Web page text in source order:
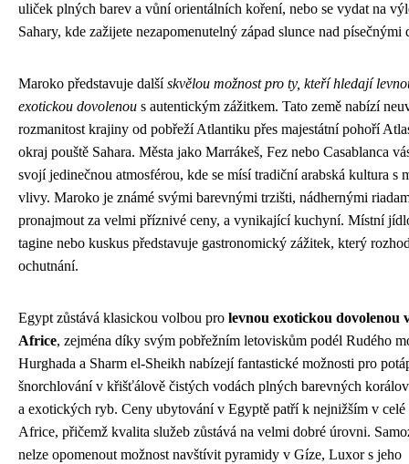
uliček plných barev a vůní orientálních koření, nebo se vydat na
Sahary, kde zažijete nezapomenutelný západ slunce nad písečnými
Maroko představuje dalšískvělou možnost pro ty, kteří hledají
exotickou dovolenou s autentickým zážitkem. Tato země nabízí
rozmanitost krajiny od pobřeží Atlantiku přes majestátní pohoří
okraj pouště Sahara. Města jako Marrákeš, Fez nebo Casablanca
svojí jedinečnou atmosférou, kde se mísí tradiční arabská kultura s
vlivy. Maroko je známé svými barevnými trzišti, nádhernými
pronajmout za velmi příznivé ceny, a vynikající kuchyní. Místní
tagine nebo kuskus představuje gastronomický zážitek, který
ochutnání.
Egypt zůstává klasickou volbou pro levnou exotickou dovolenou
Africe, zejména díky svým pobřežním letoviskům podél Rudého
Hurghada a Sharm el-Sheikh nabízejí fantastické možnosti pro
šnorchlování v křišťálově čistých vodách plných barevných
a exotických ryb. Ceny ubytování v Egyptě patří k nejnižším v celé
Africe, přičemž kvalita služeb zůstává na velmi dobré úrovni.
nelze opomenout možnost navštívit pyramidy v Gíze, Luxor s jeho